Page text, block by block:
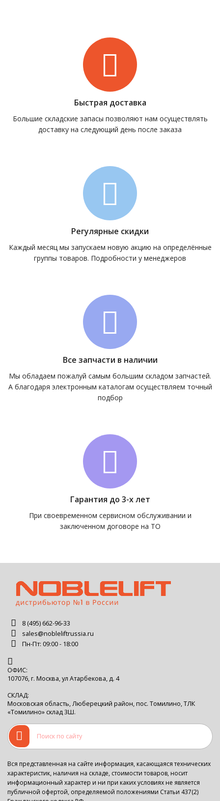
Быстрая доставка
Большие складские запасы позволяют нам осуществлять
доставку на следующий день после заказа
Регулярные скидки
Каждый месяц мы запускаем новую акцию на определённые
группы товаров. Подробности у менеджеров
Все запчасти в наличии
Мы обладаем пожалуй самым большим складом запчастей.
А благодаря электронным каталогам осуществляем точный
подбор
Гарантия до 3-х лет
При своевременном сервисном обслуживании и
заключенном договоре на ТО
8 (495) 662-96-33
sales@nobleliftrussia.ru
Пн-Пт: 09:00 - 18:00
ОФИС:
107076, г. Москва, ул Атарбекова, д. 4
СКЛАД:
Московская область, Люберецкий район, пос. Томилино, ТЛК
«Томилино» склад 3Ш.
Вся представленная на сайте информация, касающаяся технических
характеристик, наличия на складе, стоимости товаров, носит
информационный характер и ни при каких условиях не является
публичной офертой, определяемой положениями Статьи 437(2)